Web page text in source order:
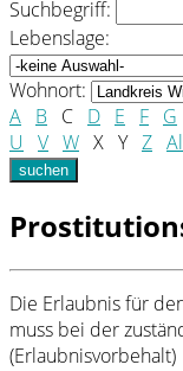
Suchbegriff:
Lebenslage:
Wohnort:
A B C D E F G
U
V W X Y Z
suchen
Die Erlaubnis für
muss bei der
(Erlaubnisvorbehalt)